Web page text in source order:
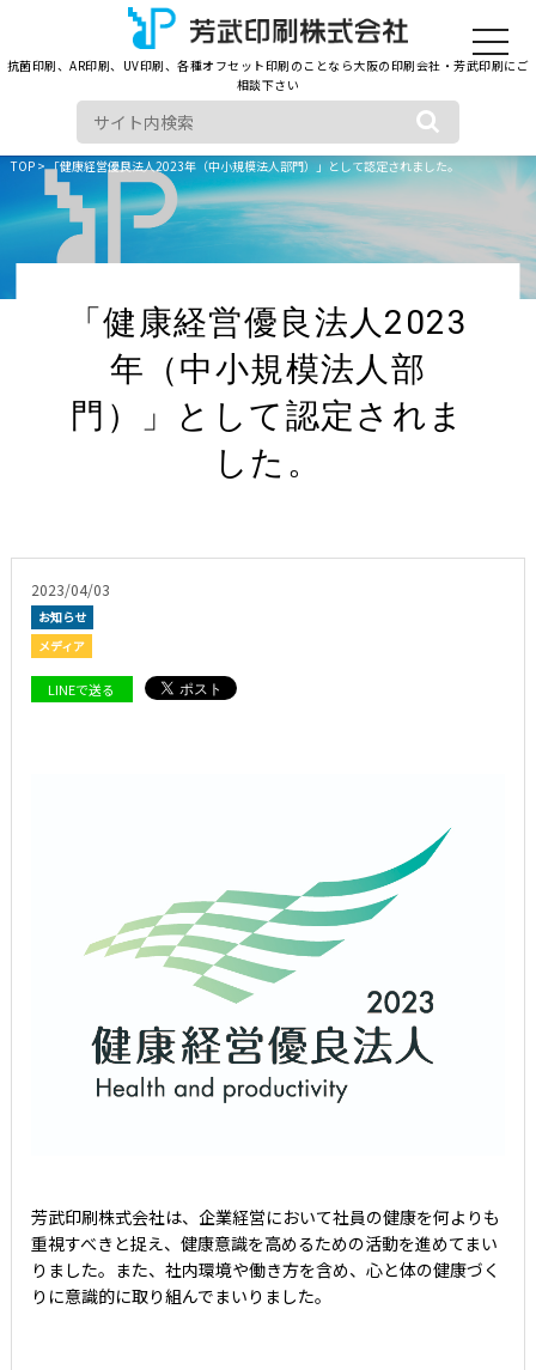
抗菌印刷、AR印刷、UV印刷、各種オフセット印刷のことなら大阪の印刷会社・芳武印刷にご
相談下さい
toggle
TOP> 「健康経営優良法人2023年（中小規模法人部門）」として認定されました。
「健康経営優良法人2023
年（中小規模法人部
門）」として認定されま
した。
2023/04/03
お知らせ
メディア
LINEで送る
芳武印刷株式会社は、企業経営において社員の健康を何よりも
重視すべきと捉え、健康意識を高めるための活動を進めてまい
りました。また、社内環境や働き方を含め、心と体の健康づく
りに意識的に取り組んでまいりました。